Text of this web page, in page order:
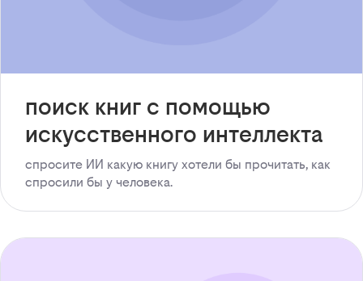
поиск книг с помощью
искусственного интеллекта
спросите ИИ какую книгу хотели бы прочитать, как
спросили бы у человека.